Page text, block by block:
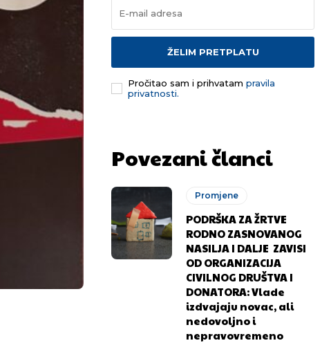
ŽELIM PRETPLATU
Pročitao sam i prihvatam pravila
privatnosti.
Povezani članci
Promjene
PODRŠKA ZA ŽRTVE
RODNO ZASNOVANOG
NASILJA I DALJE ZAVISI
OD ORGANIZACIJA
CIVILNOG DRUŠTVA I
DONATORA: Vlade
izdvajaju novac, ali
nedovoljno i
nepravovremeno